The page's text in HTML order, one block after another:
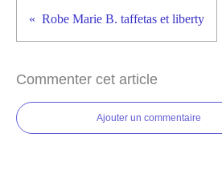
Robe Marie B. taffetas et liberty
Commenter cet article
Ajouter un commentaire